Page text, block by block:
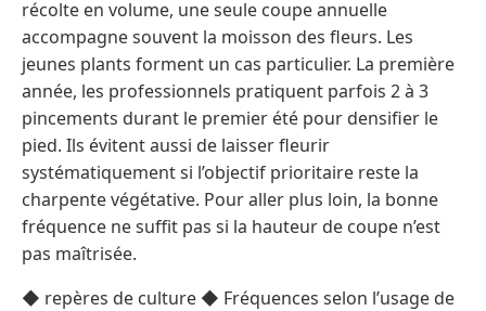
récolte en volume, une seule coupe annuelle
accompagne souvent la moisson des fleurs. Les
jeunes plants forment un cas particulier. La première
année, les professionnels pratiquent parfois 2 à 3
pincements durant le premier été pour densifier le
pied. Ils évitent aussi de laisser fleurir
systématiquement si l’objectif prioritaire reste la
charpente végétative. Pour aller plus loin, la bonne
fréquence ne suffit pas si la hauteur de coupe n’est
pas maîtrisée.
◆ repères de culture ◆ Fréquences selon l’usage de